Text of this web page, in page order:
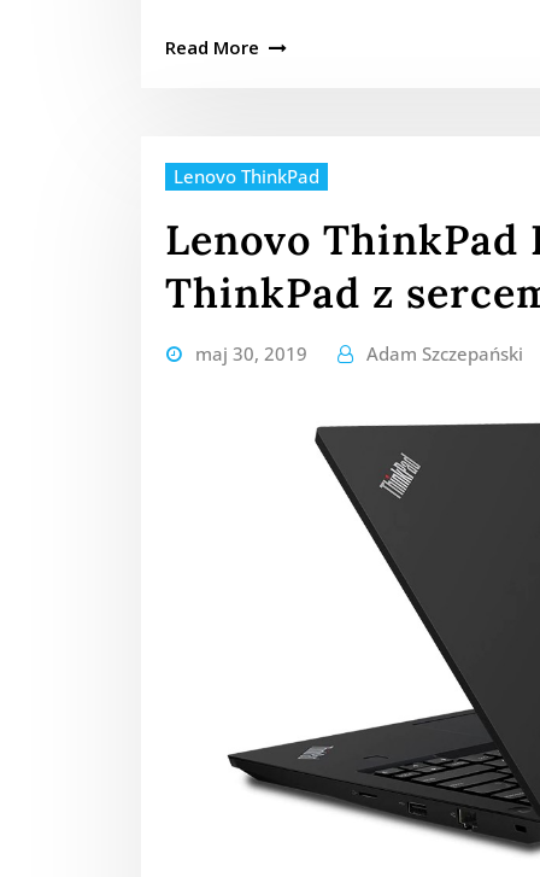
Read More
Lenovo ThinkPad
Lenovo ThinkPad
ThinkPad z
maj 30, 2019 Adam Szczepański